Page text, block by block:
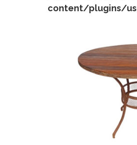
content/plugins/